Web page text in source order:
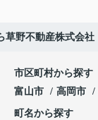
草野不動産株式会社
市区町村から探す
富山市
高岡市
町名から探す